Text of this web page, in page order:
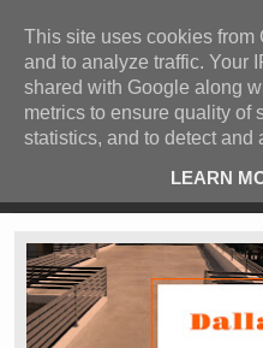
Κατερίνα
ΚΕΝΤΡΙΚΗ ΑΝΑ
ΕΙΔΗΣΕΙΣ ΑΝΑ ΠΕΡΙΟΧΗ
ΠΡΟΣΦΑΤΑ ΝΕΑ
Ν. ΣΕΡΡΩΝ Η ΓΗ ΜΑΣ
ΤΥΧΑΙΕΣ ΑΝΑΡΤΗΣΕΙΣ/
Serres Racing Circuit
This site uses cookies
and to analyze traffic. Your
shared with Google along
metrics to ensure quality of
statistics, and to detect and
LEARN